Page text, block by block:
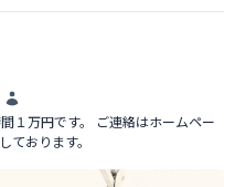
１万円です。 ご連絡はホームペー
ております。